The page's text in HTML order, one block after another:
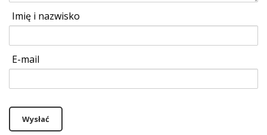
Imię i nazwisko
E-mail
Wysłać